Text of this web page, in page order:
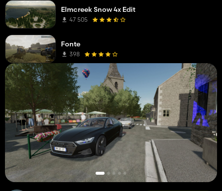
Elmcreek Snow 4x Edit
47 505
Fonte
398